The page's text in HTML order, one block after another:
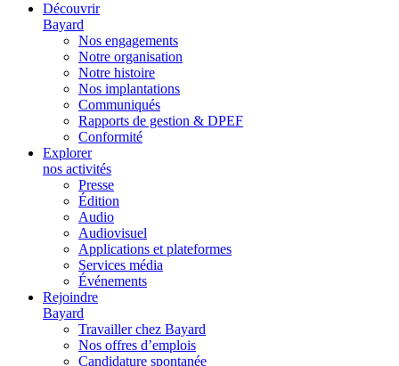
Découvrir
Bayard
Nos engagements
Notre organisation
Notre histoire
Nos implantations
Communiqués
Rapports de gestion & DPEF
Conformité
Explorer
nos activités
Presse
Édition
Audio
Audiovisuel
Applications et plateformes
Services média
Événements
Rejoindre
Bayard
Travailler chez Bayard
Nos offres d’emplois
Candidature spontanée